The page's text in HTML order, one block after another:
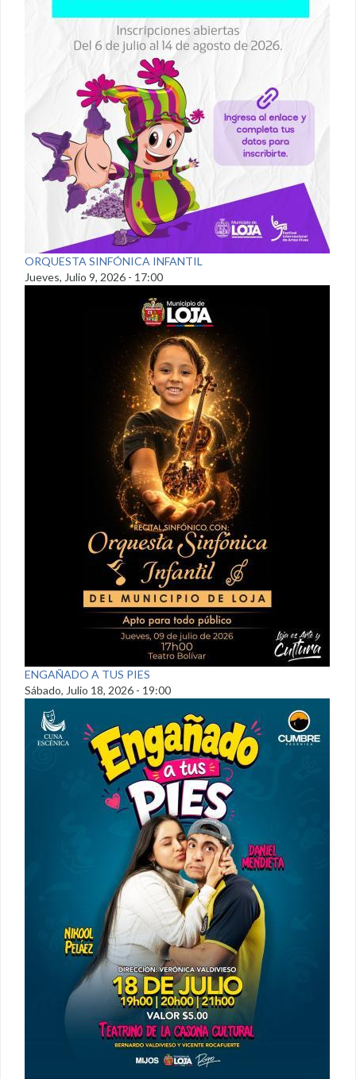
ORQUESTA SINFÓNICA INFANTIL
Jueves, Julio 9, 2026 - 17:00
ENGAÑADO A TUS PIES
Sábado, Julio 18, 2026 - 19:00